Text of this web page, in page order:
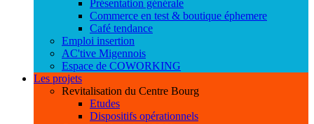
Présentation générale
Commerce en test & boutique éphemere
Café tendance
Emploi insertion
AC'tive Migennois
Espace de COWORKING
Les projets
Revitalisation du Centre Bourg
Etudes
Dispositifs opérationnels